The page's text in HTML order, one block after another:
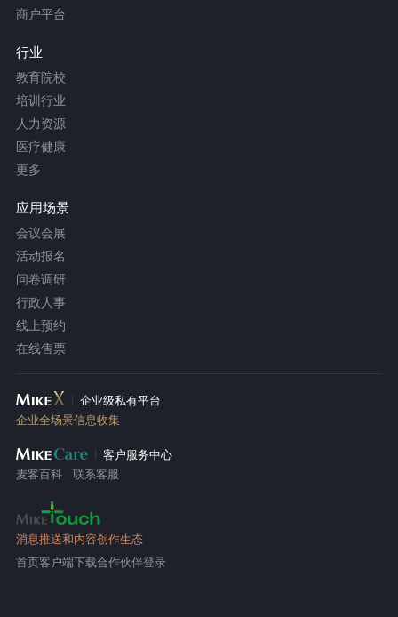
商户平台
行业
教育院校
培训行业
人力资源
医疗健康
更多
应用场景
会议会展
活动报名
问卷调研
行政人事
线上预约
在线售票
企业级私有平台
企业全场景信息收集
客户服务中心
麦客百科
联系客服
消息推送和内容创作生态
首页客户端下载合作伙伴登录